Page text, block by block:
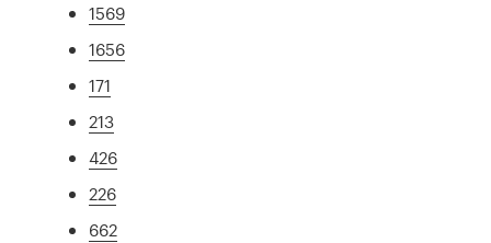
1569
1656
171
213
426
226
662